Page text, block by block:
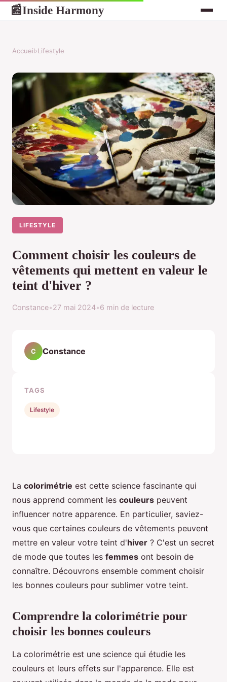
📰Inside Harmony
Accueil›Lifestyle
LIFESTYLE
Comment choisir les couleurs de
vêtements qui mettent en valeur le
teint d'hiver ?
Constance•27 mai 2024•6 min de lecture
La colorimétrie est cette science fascinante qui
nous apprend comment les couleurs peuvent
influencer notre apparence. En particulier, saviez-
vous que certaines couleurs de vêtements peuvent
mettre en valeur votre teint d'hiver ? C'est un secret
de mode que toutes les femmes ont besoin de
connaître. Découvrons ensemble comment choisir
les bonnes couleurs pour sublimer votre teint.
Comprendre la colorimétrie pour
choisir les bonnes couleurs
La colorimétrie est une science qui étudie les
couleurs et leurs effets sur l'apparence. Elle est
C Constance
TAGS
Lifestyle